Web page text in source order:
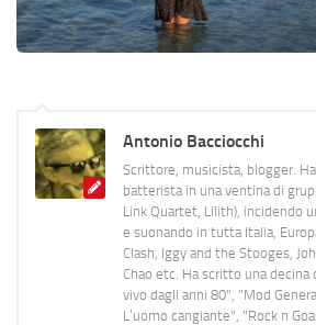
Antonio Bacciocchi
Scrittore, musicista, blogger.
batterista in una ventina di
Link Quartet, Lilith), incidendo
e suonando in tutta Italia,
Clash, Iggy and the Stooges,
Chao etc. Ha scritto una
vivo dagli anni 80", "Mod
L’uomo cangiante", "Rock n